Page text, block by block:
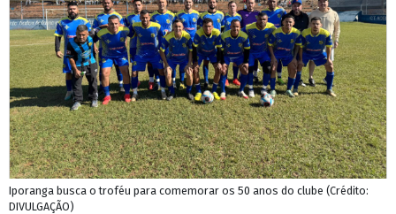
Iporanga busca o troféu para comemorar os 50 anos do clube (Crédito:
DIVULGAÇÃO)